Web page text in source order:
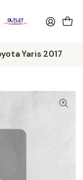
Yaris 2017